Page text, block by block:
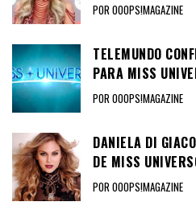
POR OOOPS!MAGAZINE
TELEMUNDO
PARA MISS
POR OOOPS!MAGAZINE
DANIELA DI
DE MISS
POR OOOPS!MAGAZINE